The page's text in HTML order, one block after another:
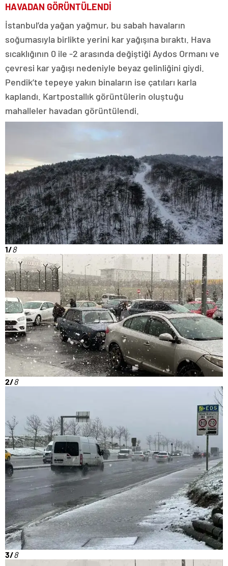
HAVADAN GÖRÜNTÜLENDİ
İstanbul’da yağan yağmur, bu sabah havaların
soğumasıyla birlikte yerini kar yağışına bıraktı. Hava
sıcaklığının 0 ile -2 arasında değiştiği Aydos Ormanı ve
çevresi kar yağışı nedeniyle beyaz gelinliğini giydi.
Pendik’te tepeye yakın binaların ise çatıları karla
kaplandı. Kartpostallık görüntülerin oluştuğu
mahalleler havadan görüntülendi.
1/8
2/8
3/8